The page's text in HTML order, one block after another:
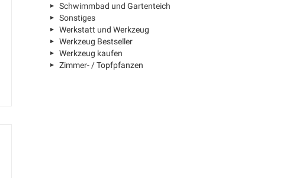
Schwimmbad und Gartenteich
Sonstiges
Werkstatt und Werkzeug
Werkzeug Bestseller
Werkzeug kaufen
Zimmer- / Topfpfanzen